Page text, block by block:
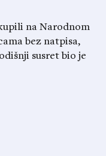
na Narodnom
bez natpisa,
susret bio je